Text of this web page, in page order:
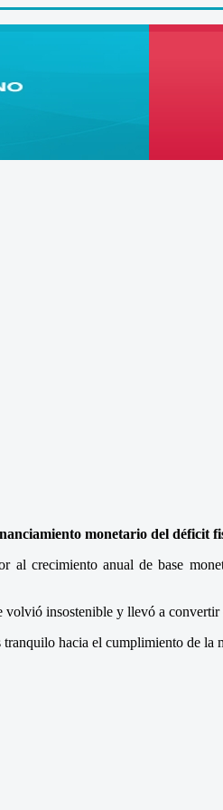
monetario del déficit
crecimiento anual de base
insostenible y llevó a
hacia el cumplimiento de la